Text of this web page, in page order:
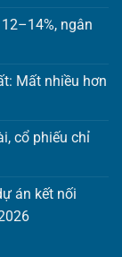
ngân
Mất nhiều hơn
cổ phiếu chỉ
án kết nối